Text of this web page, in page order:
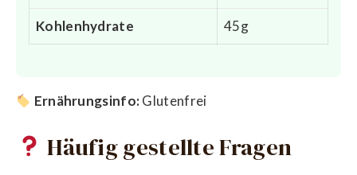
Kohlenhydrate 45g
Ernährungsinfo:Glutenfrei
Häufig gestellte Fragen